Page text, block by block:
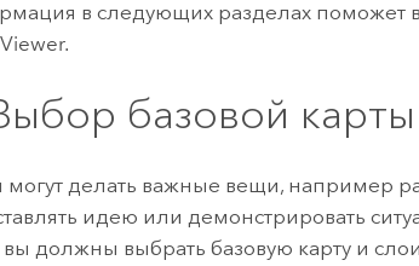
в следующих разделах поможет
.
базовой карты
могут делать важные вещи, например
идею или демонстрировать
вы должны выбрать базовую карту и